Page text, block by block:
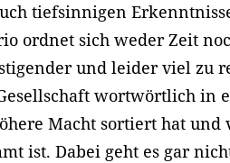
tiefsinnigen
ordnet sich weder Zeit
und leider viel zu
wortwörtlich in
Macht sortiert hat und
ist. Dabei geht es gar